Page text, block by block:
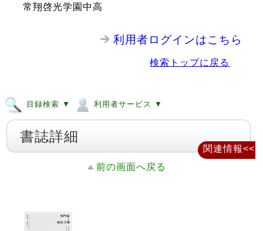
常翔啓光学園中高
利用者ログインはこちら
検索トップに戻る
目録検索 ▼ 利用者サービス ▼
書誌詳細
前の画面へ戻る
関連情報<<